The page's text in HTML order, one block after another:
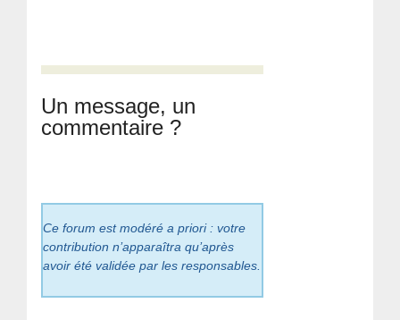
Un message, un
commentaire ?
Ce forum est modéré a priori : votre
contribution n’apparaîtra qu’après
avoir été validée par les responsables.